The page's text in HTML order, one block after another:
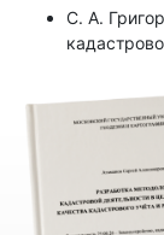
С. А.